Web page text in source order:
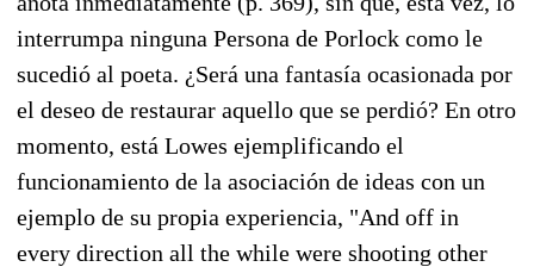
interrumpa ninguna Persona de Porlock como le
sucedió al poeta. ¿Será una fantasía ocasionada por
el deseo de restaurar aquello que se perdió? En otro
momento, está Lowes ejemplificando el
funcionamiento de la asociación de ideas con un
ejemplo de su propia experiencia, "And off in
every direction all the while were shooting other